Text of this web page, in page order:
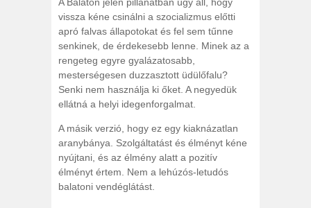
A Balaton jelen pillanatban úgy áll, hogy
vissza kéne csinálni a szocializmus előtti
apró falvas állapotokat és fel sem tűnne
senkinek, de érdekesebb lenne. Minek az a
rengeteg egyre gyalázatosabb,
mesterségesen duzzasztott üdülőfalu?
Senki nem használja ki őket. A negyedük
ellátná a helyi idegenforgalmat.
A másik verzió, hogy ez egy kiaknázatlan
aranybánya. Szolgáltatást és élményt kéne
nyújtani, és az élmény alatt a pozitív
élményt értem. Nem a lehúzós-letudós
balatoni vendéglátást.